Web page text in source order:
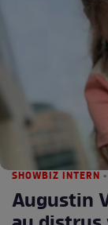
SHOWBIZ INTERN
Augustin